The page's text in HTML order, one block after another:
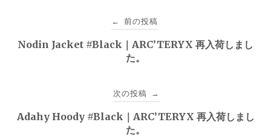
稿
ゲ
← 前の投稿
Nodin Jacket #Black｜ARC’TERYX 再入荷しまし
た。
次の投稿 →
Adahy Hoody #Black｜ARC’TERYX 再入荷しまし
た。